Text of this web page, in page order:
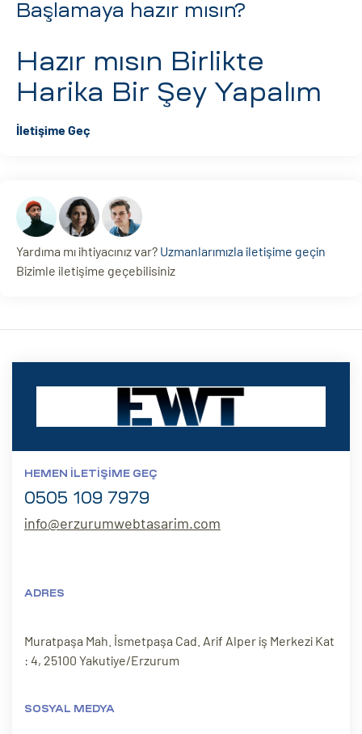
Başlamaya hazır mısın?
Hazır mısın Birlikte
Harika Bir Şey Yapalım
İletişime Geç
Yardıma mı ihtiyacınız var? Uzmanlarımızla iletişime geçin
Bizimle iletişime geçebilisiniz
HEMEN İLETIŞIME GEÇ
0505 109 7979
info@erzurumwebtasarim.com
ADRES
Muratpaşa Mah. İsmetpaşa Cad. Arif Alper iş Merkezi Kat
: 4, 25100 Yakutiye/Erzurum
SOSYAL MEDYA